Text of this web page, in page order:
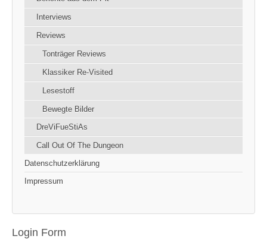
Interviews
Reviews
Tonträger Reviews
Klassiker Re-Visited
Lesestoff
Bewegte Bilder
DreViFueStiAs
Call Out Of The Dungeon
Datenschutzerklärung
Impressum
Login Form